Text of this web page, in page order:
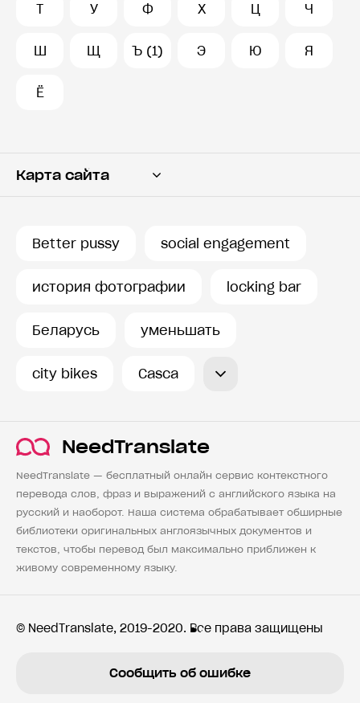
Т У Ф Х Ц Ч
Ш Щ Ъ (1) Э Ю Я
Ё
Карта сайта
Better pussy social engagement
история фотографии locking bar
Беларусь уменьшать
city bikes Casca
NeedTranslate
NeedTranslate — бесплатный онлайн сервис контекстного
перевода слов, фраз и выражений с английского языка на
русский и наоборот. Наша система обрабатывает обширные
библиотеки оригинальных англоязычных документов и
текстов, чтобы перевод был максимально приближен к
живому современному языку.
© NeedTranslate, 2019-2020. Все права защищены
Сообщить об ошибке